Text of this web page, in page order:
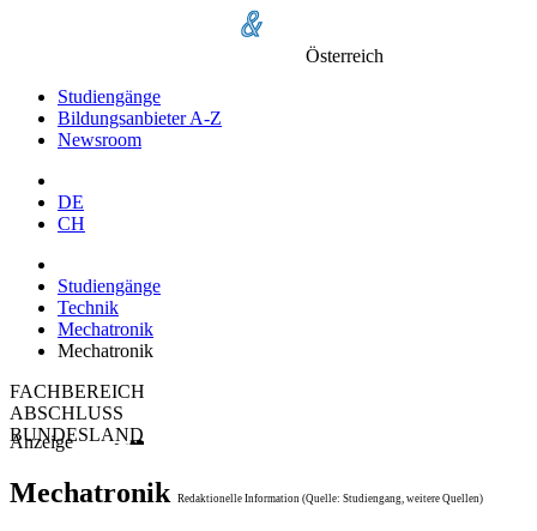
Österreich
Studiengänge
Bildungsanbieter A-Z
Newsroom
DE
CH
Studiengänge
Technik
Mechatronik
Mechatronik
FACHBEREICH
ABSCHLUSS
BUNDESLAND
Anzeige
Mechatronik Redaktionelle Information (Quelle: Studiengang, weitere Quellen)